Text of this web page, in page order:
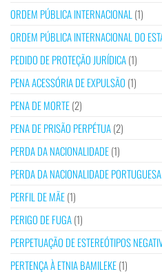
ORDEM PÚBLICA INTERNACIONAL (1)
ORDEM PÚBLICA INTERNACIONAL DO
PEDIDO DE PROTEÇÃO JURÍDICA(1)
PENA ACESSÓRIA DE EXPULSÃO (1)
PENA DE MORTE(2)
PENA DE PRISÃO PERPÉTUA(2)
PERDA DA NACIONALIDADE(1)
PERDA DA NACIONALIDADE PORTUGUESA
PERFIL DE MÃE(1)
PERIGO DE FUGA(1)
PERPETUAÇÃO DE ESTEREÓTIPOS
PERTENÇA À ETNIA BAMILEKE(1)